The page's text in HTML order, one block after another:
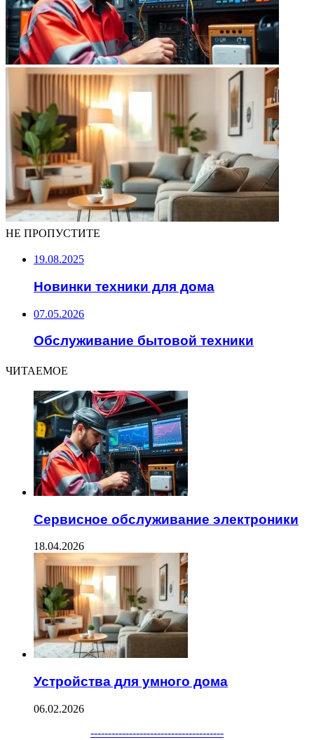
НЕ ПРОПУСТИТЕ
19.08.2025
Новинки техники для дома
07.05.2026
Обслуживание бытовой техники
ЧИТАЕМОЕ
Сервисное обслуживание электроники
18.04.2026
Устройства для умного дома
06.02.2026
--------------------------------------